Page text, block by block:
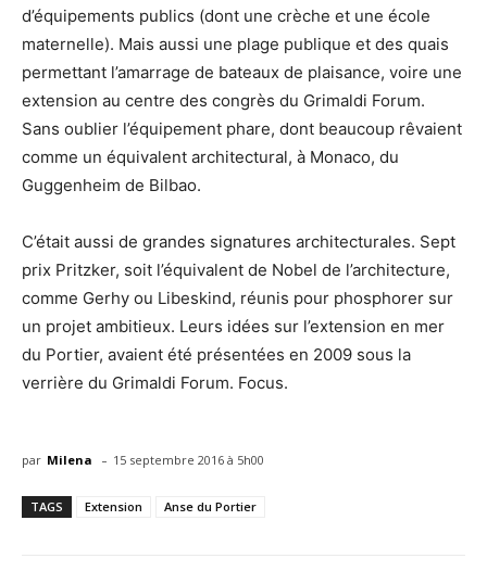
d’équipements publics (dont une crèche et une école
maternelle). Mais aussi une plage publique et des quais
permettant l’amarrage de bateaux de plaisance, voire une
extension au centre des congrès du Grimaldi Forum.
Sans oublier l’équipement phare, dont beaucoup rêvaient
comme un équivalent architectural, à Monaco, du
Guggenheim de Bilbao.
C’était aussi de grandes signatures architecturales. Sept
prix Pritzker, soit l’équivalent de Nobel de l’architecture,
comme Gerhy ou Libeskind, réunis pour phosphorer sur
un projet ambitieux. Leurs idées sur l’extension en mer
du Portier, avaient été présentées en 2009 sous la
verrière du Grimaldi Forum. Focus.
par Milena - 15 septembre 2016 à 5h00
TAGS Extension Anse du Portier